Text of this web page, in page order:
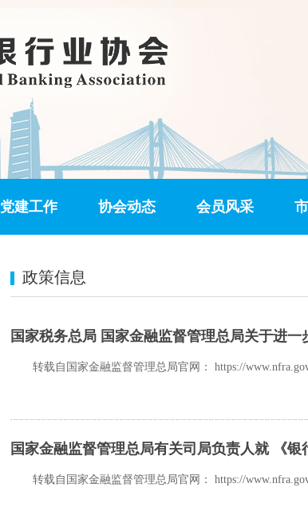
党建工作 协会动态 会员风采
政策信息
国家税务总局 国家金融监督管理总局关于进
转载自国家金融监督管理总局官网： https://
国家金融监督管理总局有关司局负责人就 《
转载自国家金融监督管理总局官网： https://